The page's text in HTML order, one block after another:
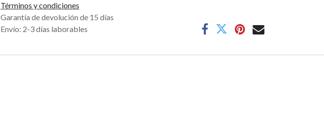
Términos y condiciones
Garantía de devolución de 15 días
Envío: 2-3 días laborables